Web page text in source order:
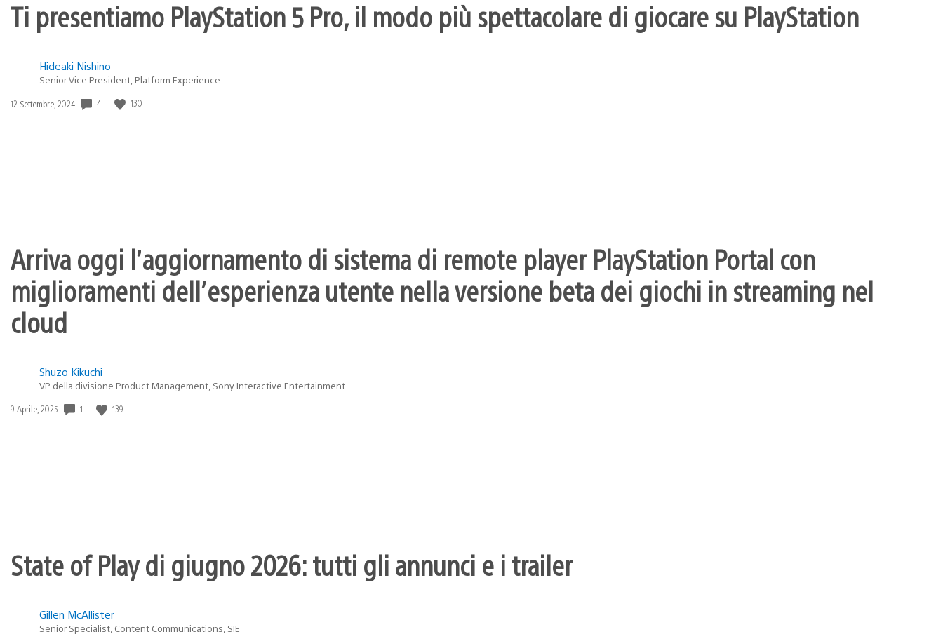
Ti presentiamo PlayStation 5 Pro, il modo più spettacolare di giocare su PlayStation
Hideaki Nishino
Senior Vice President, Platform Experience
Data
12 Settembre, 2024 4 130
Arriva oggi l’aggiornamento di sistema di remote player PlayStation Portal con
miglioramenti dell’esperienza utente nella versione beta dei giochi in streaming nel
cloud
Shuzo Kikuchi
VP della divisione Product Management, Sony Interactive Entertainment
Data
9 Aprile, 2025 1 139
State of Play di giugno 2026: tutti gli annunci e i trailer
Gillen McAllister
Senior Specialist, Content Communications, SIE